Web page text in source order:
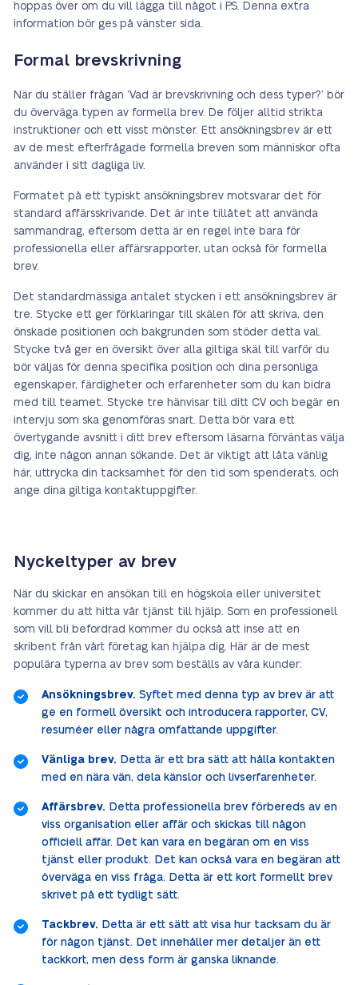
hoppas över om du vill lägga till något i P.S. Denna extra
information bör ges på vänster sida.
Formal brevskrivning
När du ställer frågan ’Vad är brevskrivning och dess typer?’ bör
du överväga typen av formella brev. De följer alltid strikta
instruktioner och ett visst mönster. Ett ansökningsbrev är ett
av de mest efterfrågade formella breven som människor ofta
använder i sitt dagliga liv.
Formatet på ett typiskt ansökningsbrev motsvarar det för
standard affärsskrivande. Det är inte tillåtet att använda
sammandrag, eftersom detta är en regel inte bara för
professionella eller affärsrapporter, utan också för formella
brev.
Det standardmässiga antalet stycken i ett ansökningsbrev är
tre. Stycke ett ger förklaringar till skälen för att skriva, den
önskade positionen och bakgrunden som stöder detta val.
Stycke två ger en översikt över alla giltiga skäl till varför du
bör väljas för denna specifika position och dina personliga
egenskaper, färdigheter och erfarenheter som du kan bidra
med till teamet. Stycke tre hänvisar till ditt CV och begär en
intervju som ska genomföras snart. Detta bör vara ett
övertygande avsnitt i ditt brev eftersom läsarna förväntas välja
dig, inte någon annan sökande. Det är viktigt att låta vänlig
här, uttrycka din tacksamhet för den tid som spenderats, och
ange dina giltiga kontaktuppgifter.
Nyckeltyper av brev
När du skickar en ansökan till en högskola eller universitet
kommer du att hitta vår tjänst till hjälp. Som en professionell
som vill bli befordrad kommer du också att inse att en
skribent från vårt företag kan hjälpa dig. Här är de mest
populära typerna av brev som beställs av våra kunder:
Ansökningsbrev. Syftet med denna typ av brev är att
ge en formell översikt och introducera rapporter, CV,
resuméer eller några omfattande uppgifter.
Vänliga brev. Detta är ett bra sätt att hålla kontakten
med en nära vän, dela känslor och livserfarenheter.
Affärsbrev. Detta professionella brev förbereds av en
viss organisation eller affär och skickas till någon
officiell affär. Det kan vara en begäran om en viss
tjänst eller produkt. Det kan också vara en begäran att
överväga en viss fråga. Detta är ett kort formellt brev
skrivet på ett tydligt sätt.
Tackbrev. Detta är ett sätt att visa hur tacksam du är
för någon tjänst. Det innehåller mer detaljer än ett
tackkort, men dess form är ganska liknande.